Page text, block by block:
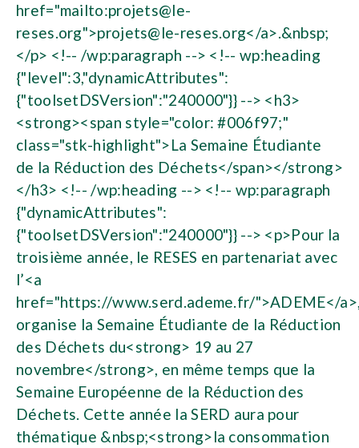
href="mailto:projets@le-
reses.org">projets@le-reses.org</a>.&nbsp;
</p> <!-- /wp:paragraph --> <!-- wp:heading
{"level":3,"dynamicAttributes":
{"toolsetDSVersion":"240000"}} --> <h3>
<strong><span style="color: #006f97;"
class="stk-highlight">La Semaine Étudiante
de la Réduction des Déchets</span></strong>
</h3> <!-- /wp:heading --> <!-- wp:paragraph
{"dynamicAttributes":
{"toolsetDSVersion":"240000"}} --> <p>Pour la
troisième année, le RESES en partenariat avec
l’<a
href="https://www.serd.ademe.fr/">ADEME</
organise la Semaine Étudiante de la Réduction
des Déchets du<strong> 19 au 27
novembre</strong>, en même temps que la
Semaine Européenne de la Réduction des
Déchets. Cette année la SERD aura pour
thématique &nbsp;<strong>la consommation